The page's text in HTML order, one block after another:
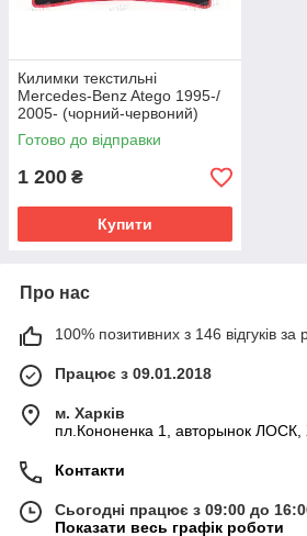
Килимки текстильні
Mercedes-Benz Atego 1995-/
2005- (чорний-червоний)
ЛЮКС
Готово до відправки
1 200 ₴
Купити
Про нас
100% позитивних з 146 відгуків за
Працює з 09.01.2018
м. Харків
пл.Кононенка 1, авторынок ЛОСК,
Контакти
Сьогодні працює з 09:00 до
Показати весь графік роботи